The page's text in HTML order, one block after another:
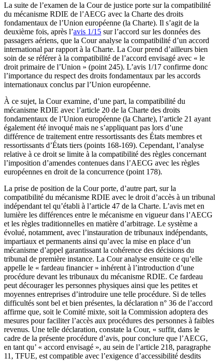
La suite de l’examen de la Cour de justice porte sur la compatibilité
du mécanisme RDIE de l’AECG avec la Charte des droits
fondamentaux de l’Union européenne (la Charte). Il s’agit de la
deuxième fois, après l’avis 1/15 sur l’accord sur les données des
passagers aériens, que la Cour analyse la compatibilité d’un accord
international par rapport à la Charte. La Cour prend d’ailleurs bien
soin de se référer à la compatibilité de l’accord envisagé avec « le
droit primaire de l’Union » (point 245). L’avis 1/17 confirme donc
l’importance du respect des droits fondamentaux par les accords
internationaux conclus par l’Union européenne.
À ce sujet, la Cour examine, d’une part, la compatibilité du
mécanisme RDIE avec l’article 20 de la Charte des droits
fondamentaux de l’Union européenne (la Charte), l’article 21 ayant
également été invoqué mais ne s’appliquant pas lors d’une
différence de traitement entre ressortissants des États membres et
ressortissants d’États tiers (points 168-169). Cependant, l’analyse
relative à ce droit se limite à la compatibilité des règles concernant
l’imposition d’amendes contenues dans l’AECG avec les règles
européennes en droit de la concurrence (point 178).
La prise de position de la Cour porte, d’autre part, sur la
compatibilité du mécanisme RDIE avec le droit d’accès à un tribunal
indépendant tel qu’établi à l’article 47 de la Charte. L’avis met en
lumière les différences entre le mécanisme en vigueur dans l’AECG
et les règles traditionnelles en matière d’arbitrage. Le système a
évolué, notamment, avec l’instauration de tribunaux indépendants,
impartiaux et permanents ainsi qu’avec la mise en place d’un
mécanisme d’appel garantissant la cohérence des décisions du
tribunal de première instance. La Cour analyse ensuite ce qu’elle
appelle le « fardeau financier » inhérent à l’introduction d’une
procédure devant les tribunaux du mécanisme RDIE. Ce fardeau
peut décourager les personnes physiques ainsi que les petites et
moyennes entreprises d’introduire une telle procédure. Si de telles
difficultés sont bel et bien présentes, la déclaration n° 36 de l’accord
affirme que, soit le Comité mixte, soit la Commission adoptera des
mesures pour faciliter l’accès aux procédures des personnes à faibles
revenus. Une telle déclaration, constate la Cour, « suffit, dans le
cadre de la présente procédure d’avis, pour conclure que l’AECG,
en tant qu’ « accord envisagé », au sein de l’article 218, paragraphe
11, TFUE, est compatible avec l’exigence d’accessibilité desdits